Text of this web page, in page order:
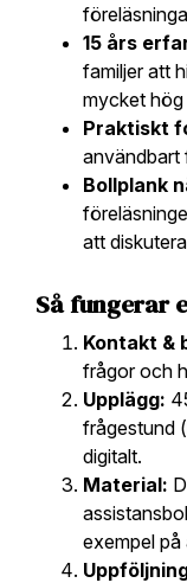
15 års
familjer att
mycket
Praktiskt
användbart
Bollplank
att
Så fungerar
Kontakt &
frågor och
Upplägg:
frågestund
digitalt.
Material:
exempel